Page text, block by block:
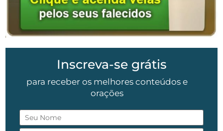
Inscreva-se grátis
para receber os melhores conteúdos e
orações